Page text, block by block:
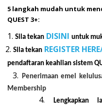
5 langkah mudah untuk
QUEST 3+:
1. Sila tekan DISINI untuk
Sila tekan REGISTER
pendaftaran keahlian sistem
Penerimaan emel
Membership
Lengkapkan